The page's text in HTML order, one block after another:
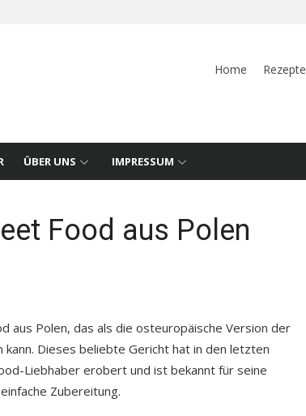
Home Rezepte
ÜBER UNS IMPRESSUM
Food aus Polen
aus Polen, das als die osteuropäische Version der
Dieses beliebte Gericht hat in den letzten
Liebhaber erobert und ist bekannt für seine
Zubereitung.